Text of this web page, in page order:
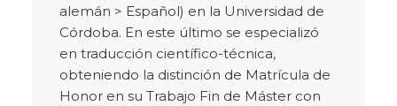
alemán > Español) en la Universidad de
Córdoba. En este último se especializó
en traducción científico-técnica,
obteniendo la distinción de Matrícula de
Honor en su Trabajo Fin de Máster con